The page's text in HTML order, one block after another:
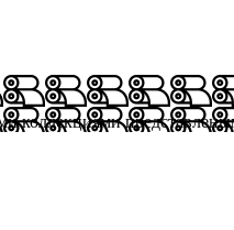
коллекциями